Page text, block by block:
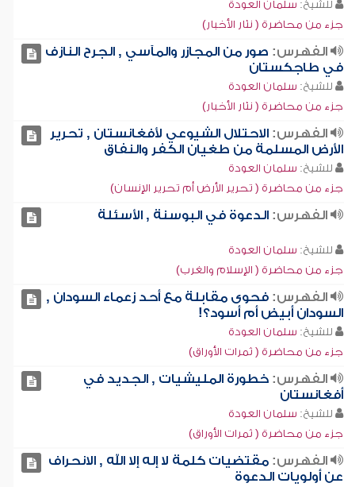
للشيخ: سلمان العودة
جزء من محاضرة ( نثار الأخبار)
الفهرس: صور من المجازر والمآسي , الجرح النازف
في طاجكستان
للشيخ: سلمان العودة
جزء من محاضرة ( نثار الأخبار)
الفهرس: الاحتلال الشيوعي لأفغانستان , تحرير
الأرض المسلمة من طغيان الكفر والنفاق
للشيخ: سلمان العودة
جزء من محاضرة ( تحرير الأرض أم تحرير الإنسان)
الفهرس: الدعوة في البوسنة , الأسئلة
للشيخ: سلمان العودة
جزء من محاضرة ( الإسلام والغرب)
الفهرس: فحوى مقابلة مع أحد زعماء السودان ,
السودان أبيض أم أسود؟!
للشيخ: سلمان العودة
جزء من محاضرة ( ثمرات الأوراق)
الفهرس: خطورة المليشيات , الجديد في
أفغانستان
للشيخ: سلمان العودة
جزء من محاضرة ( ثمرات الأوراق)
الفهرس: مقتضيات كلمة لا إله إلا الله , الانحراف
عن أولويات الدعوة